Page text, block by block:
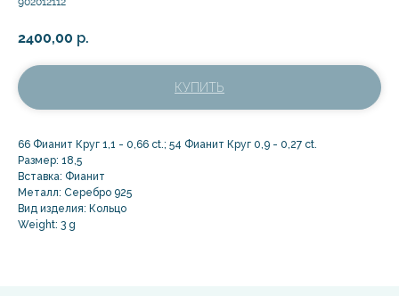
2400,00 р.
КУПИТЬ
66 Фианит Круг 1,1 - 0,66 ct.; 54 Фианит Круг 0,9 - 0,27 ct.
Размер: 18,5
Вставка: Фианит
Металл: Серебро 925
Вид изделия: Кольцо
Weight: 3 g